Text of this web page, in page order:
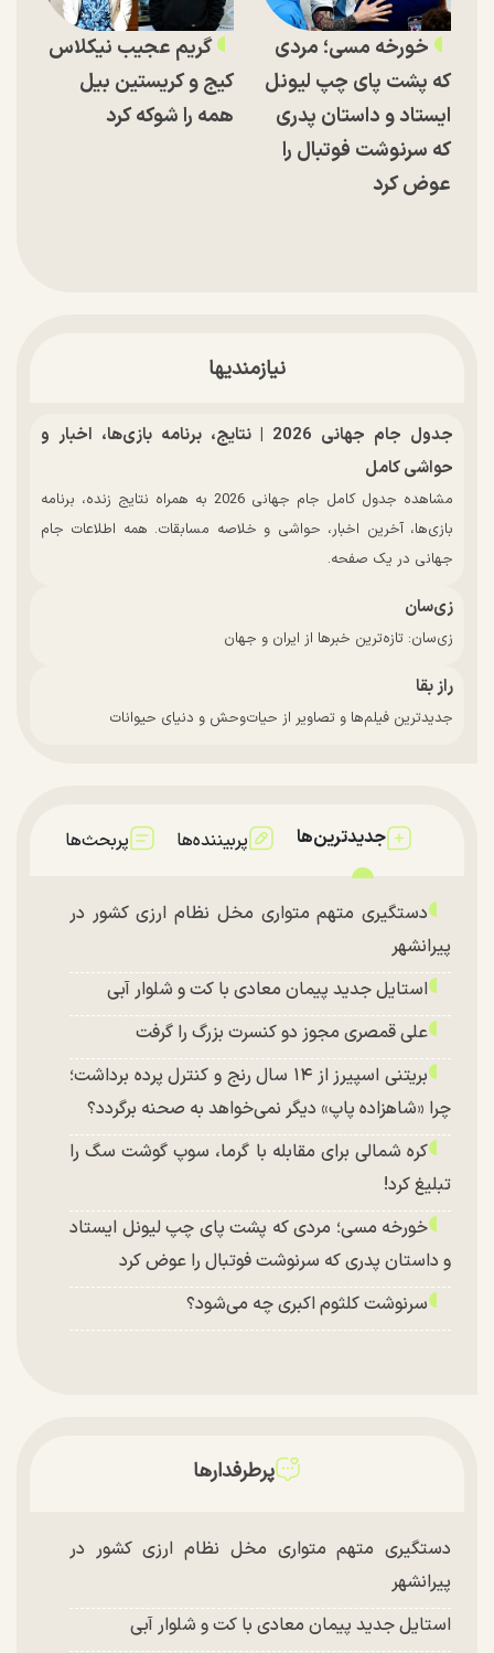
خورخه مسی؛ مردی
که پشت پای چپ لیونل
ایستاد و داستان پدری
که سرنوشت فوتبال را
عوض کرد
گریم عجیب نیکلاس
کیج و کریستین بیل
همه را شوکه کرد
نیازمندیها
جدول جام جهانی 2026 | نتایج، برنامه بازی‌ها، اخبار و
حواشی کامل
مشاهده جدول کامل جام جهانی 2026 به همراه نتایج زنده، برنامه
بازی‌ها، آخرین اخبار، حواشی و خلاصه مسابقات. همه اطلاعات جام
جهانی در یک صفحه.
زی‌سان
زی‌سان: تازه‌ترین خبرها از ایران و جهان
راز بقا
جدیدترین فیلم‌ها و تصاویر از حیات‌وحش و دنیای حیوانات
جدیدترین‌ها پربیننده‌ها پربحث‌ها
دستگیری متهم متواری مخل نظام ارزی کشور در
پیرانشهر
استایل جدید پیمان معادی با کت و شلوار آبی
علی قمصری مجوز دو کنسرت بزرگ را گرفت
بریتنی اسپیرز از ۱۴ سال رنج و کنترل پرده برداشت؛
چرا «شاهزاده پاپ» دیگر نمی‌خواهد به صحنه برگردد؟
کره شمالی برای مقابله با گرما، سوپ گوشت سگ را
تبلیغ کرد!
خورخه مسی؛ مردی که پشت پای چپ لیونل ایستاد
و داستان پدری که سرنوشت فوتبال را عوض کرد
سرنوشت کلثوم اکبری چه می‌شود؟
پرطرفدارها
دستگیری متهم متواری مخل نظام ارزی کشور در
پیرانشهر
استایل جدید پیمان معادی با کت و شلوار آبی